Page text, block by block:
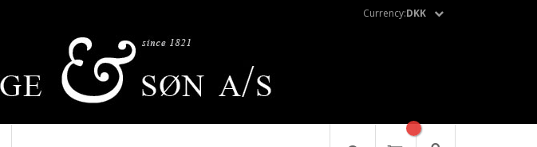
Currency:DKK